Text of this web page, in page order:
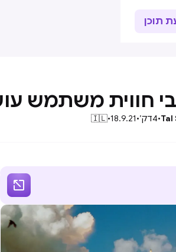
תוכן
•
4דק׳•
18.9.21
•
🇮🇱
